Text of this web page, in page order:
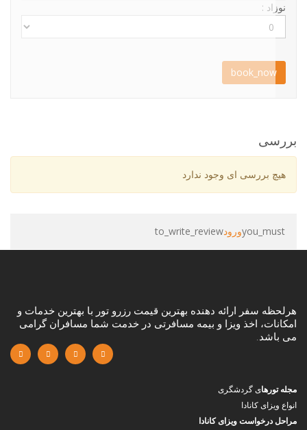
نوزاد :
book_now
بررسی
هیچ بررسی ای وجود ندارد
you_mustورودto_write_review
هرلحظه سفر ارائه دهنده بهترین قیمت رزرو تور با بهترین خدمات و
امکانات، اخذ ویزا و بیمه مسافرتی در خدمت شما مسافران گرامی
می باشد.
مجله تورهای گردشگری
انواع ویزای کانادا
مراحل درخواست ویزای کانادا